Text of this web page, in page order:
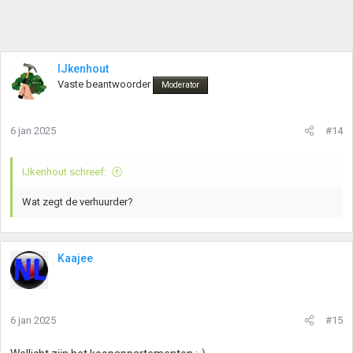
IJkenhout
Vaste beantwoorder Moderator
6 jan 2025 #14
IJkenhout schreef:
Wat zegt de verhuurder?
Kaajee
6 jan 2025 #15